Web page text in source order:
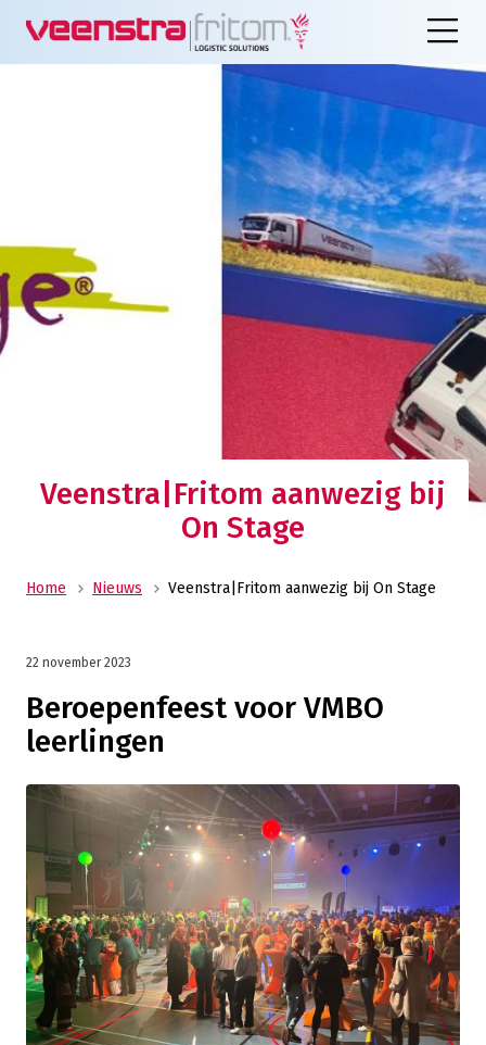
Veenstra|Fritom aanwezig bij
On Stage
Home Nieuws Veenstra|Fritom aanwezig bij On Stage
Beroepenfeest voor VMBO
leerlingen
22 november 2023